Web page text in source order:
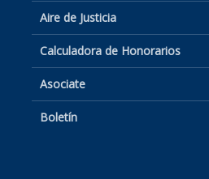
Aire de Justicia
Calculadora de Honorarios
Asociate
Boletín